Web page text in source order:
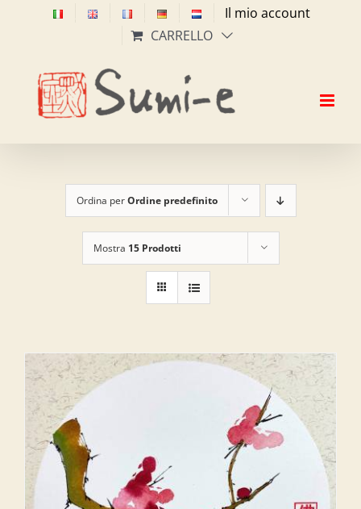
Il mio account
CARRELLO
Ordina perOrdine predefinito
Mostra 15 Prodotti